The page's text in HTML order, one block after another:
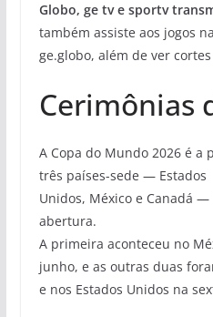
Globo, ge tv e sportv
também assiste aos jogos
ge.globo, além de ver
Cerimônias
A Copa do Mundo 2026 é a
três países-sede — Estados
Unidos, Méxicoe Canadá —
abertura.
A primeira aconteceu no
junho, e as outras duas
e nos Estados Unidos na